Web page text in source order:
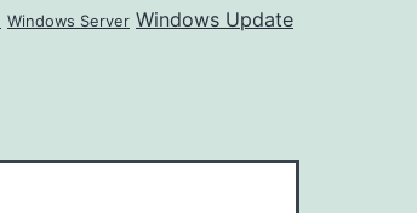
Windows Server Windows Update